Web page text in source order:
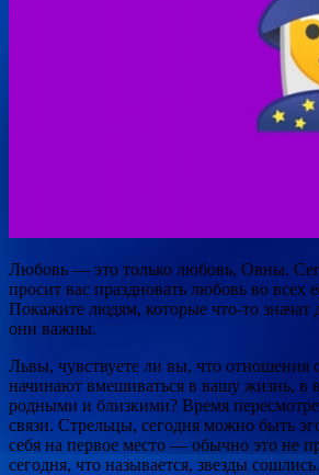
Любовь — это только любовь, Овны.
просит вас праздновать любовь во всех
Покажите людям, которые что-то значат
они важны.
Львы, чувствуете ли вы, что отношения
начинают вмешиваться в вашу жизнь, в
родными и близкими? Время
связи. Стрельцы, сегодня можно быть
себя на первое место — обычно это не
сегодня, что называется, звезды сошлись.